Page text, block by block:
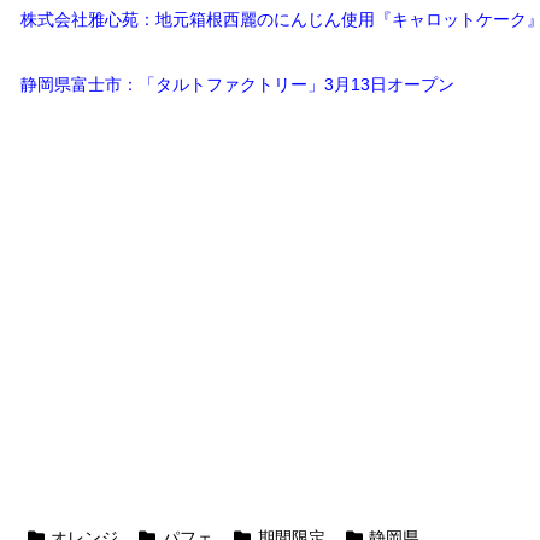
株式会社雅心苑：地元箱根西麗のにんじん使用『キャロットケーク
静岡県富士市：「タルトファクトリー」3月13日オープン